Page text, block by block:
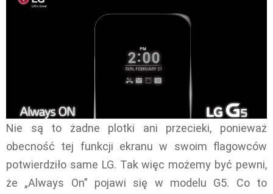
Nie są to żadne plotki ani przecieki, ponieważ
obecność tej funkcji ekranu w swoim flagowców
potwierdziło same LG. Tak więc możemy być pewni,
że „Always On” pojawi się w modelu G5. Co to